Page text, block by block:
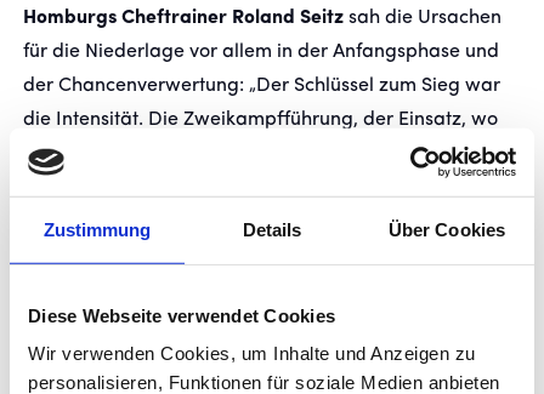
Zustimmung Details Über Cookies
Diese Webseite verwendet Cookies
Wir verwenden Cookies, um Inhalte und Anzeigen zu
personalisieren, Funktionen für soziale Medien anbieten
Homburgs Cheftrainer Roland Seitzsah die Ursachen
für die Niederlage vor allem in der Anfangsphase und
der Chancenverwertung: „Der Schlüssel zum Sieg war
die Intensität. Die Zweikampfführung, der Einsatz, wo
die Kickers uns in diesem Spiel einfach voraus waren.
gegeben. Das frühe Führungstor hat uns zu schaffen
kannst du so ein Spiel nicht gewinnen. Die
Anfangsphase mit dem Rückstand hat uns am Schluss